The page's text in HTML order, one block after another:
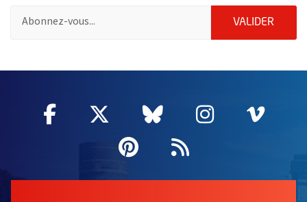
VALIDER
Facebook
, Ouvre une nouvelle fenêtre
Twitter
, Ouvre une nouvelle
Bluesky
, Ouvre une
Instagram
, Ouvre
,
Pinterest
, Ouvre une
Flux RSS